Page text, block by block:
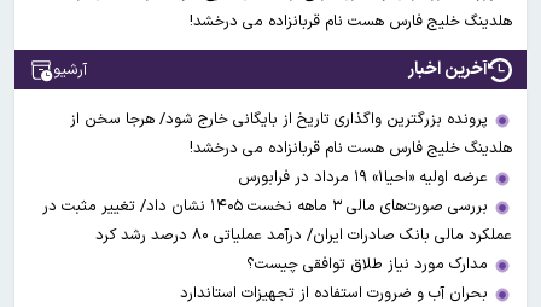
هلدینگ خلیج فارس هست نام قربانزاده می درخشد!
آخرین اخبار آرشیو
پرونده بزرگترین واگذاری تاریخ از بایگانی خارج شود/ هرجا سخن از
هلدینگ خلیج فارس هست نام قربانزاده می درخشد!
عرضه اولیه «احیا۱» ۱۹ مرداد در فرابورس
بررسی صورت‌های مالی ۳ ماهه نخست ۱۴۰۵ نشان داد/ تغییر مثبت در
عملکرد مالی بانک صادرات ایران/ درآمد عملیاتی ۸۰ درصد رشد کرد
مدارک مورد نیاز طلاق توافقی چیست؟
بحران آب و ضرورت استفاده از تجهیزات استاندارد